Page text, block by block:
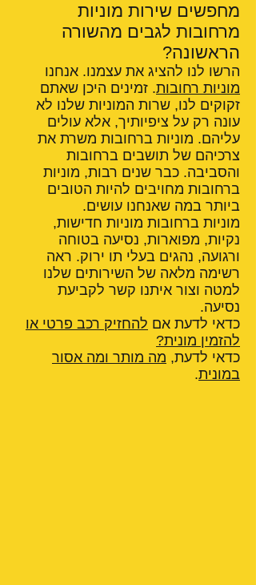
מחפשים שירות מוניות
מרחובות לגבים מהשורה
הראשונה?
הרשו לנו להציג את עצמנו. אנחנו
מוניות רחובות. זמינים היכן שאתם
זקוקים לנו, שרות המוניות שלנו לא
עונה רק על ציפיותיך, אלא עולים
עליהם. מוניות ברחובות משרת את
צרכיהם של תושבים ברחובות
והסביבה. כבר שנים רבות, מוניות
ברחובות מחויבים להיות הטובים
ביותר במה שאנחנו עושים.
מוניות ברחובות מוניות חדישות,
נקיות, מפוארות, נסיעה בטוחה
ורגועה, נהגים בעלי תו ירוק. ראה
רשימה מלאה של השירותים שלנו
למטה וצור איתנו קשר לקביעת
נסיעה.
כדאי לדעת אם להחזיק רכב פרטי או
להזמין מונית?
כדאי לדעת, מה מותר ומה אסור
במונית.